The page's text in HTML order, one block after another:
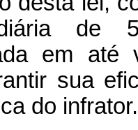
de
em até
sua
do